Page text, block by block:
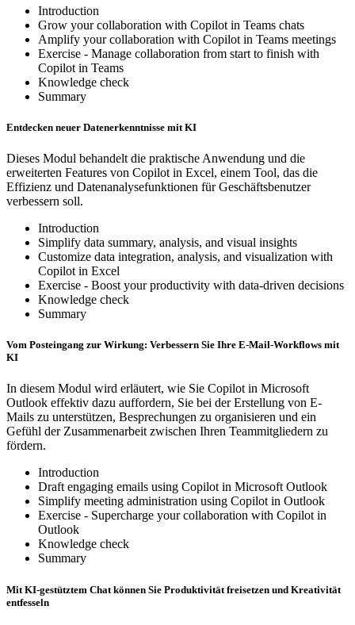
Introduction
Grow your collaboration with Copilot in Teams chats
Amplify your collaboration with Copilot in Teams meetings
Exercise - Manage collaboration from start to finish with
Copilot in Teams
Knowledge check
Summary
Entdecken neuer Datenerkenntnisse mit KI
Dieses Modul behandelt die praktische Anwendung und die
erweiterten Features von Copilot in Excel, einem Tool, das die
Effizienz und Datenanalysefunktionen für Geschäftsbenutzer
verbessern soll.
Introduction
Simplify data summary, analysis, and visual insights
Customize data integration, analysis, and visualization with
Copilot in Excel
Exercise - Boost your productivity with data-driven decisions
Knowledge check
Summary
Vom Posteingang zur Wirkung: Verbessern Sie Ihre E-Mail-Workflows mit
KI
In diesem Modul wird erläutert, wie Sie Copilot in Microsoft
Outlook effektiv dazu auffordern, Sie bei der Erstellung von E-
Mails zu unterstützen, Besprechungen zu organisieren und ein
Gefühl der Zusammenarbeit zwischen Ihren Teammitgliedern zu
fördern.
Introduction
Draft engaging emails using Copilot in Microsoft Outlook
Simplify meeting administration using Copilot in Outlook
Exercise - Supercharge your collaboration with Copilot in
Outlook
Knowledge check
Summary
Mit KI-gestütztem Chat können Sie Produktivität freisetzen und Kreativität
entfesseln